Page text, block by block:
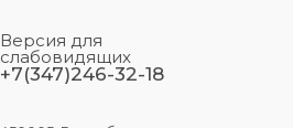
Версия для
слабовидящих
+7(347)246-32-18